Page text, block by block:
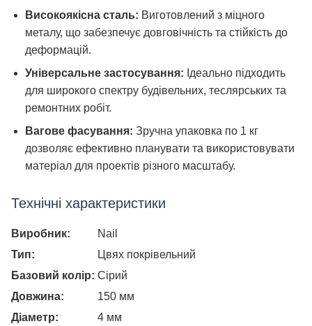
Високоякісна сталь: Виготовлений з міцного
металу, що забезпечує довговічність та стійкість до
деформацій.
Універсальне застосування: Ідеально підходить
для широкого спектру будівельних, теслярських та
ремонтних робіт.
Вагове фасування: Зручна упаковка по 1 кг
дозволяє ефективно планувати та використовувати
матеріал для проектів різного масштабу.
Технічні характеристики
Виробник:
Nail
Тип:
Цвях покрівельний
Базовий колір: Сірий
Довжина:
150 мм
Діаметр:
4 мм